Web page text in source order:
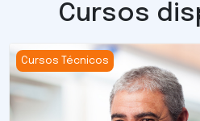
Cursos
Imagem do curso Técnico em
Cursos Técnicos